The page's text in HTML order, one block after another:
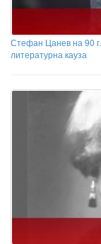
Стефан Цанев на 90
литературна кауза